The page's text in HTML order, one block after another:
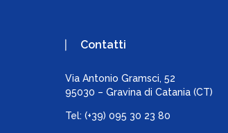
Contatti
Via Antonio Gramsci, 52
95030 – Gravina di Catania (CT)
Tel: (+39) 095 30 23 80